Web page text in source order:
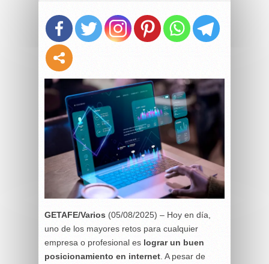
GETAFE/Varios (05/08/2025) – Hoy en día,
uno de los mayores retos para cualquier
empresa o profesional es lograr un buen
posicionamiento en internet . A pesar de